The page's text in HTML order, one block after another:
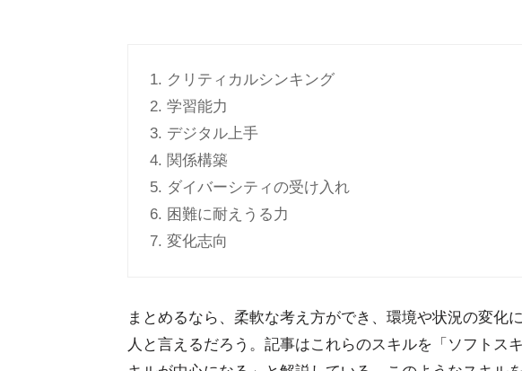
1. クリティカルシンキング
2. 学習能力
3. デジタル上手
4. 関係構築
5. ダイバーシティの受け入れ
6. 困難に耐えうる力
7. 変化志向
まとめるなら、柔軟な考え方ができ、環境や状況の変化
人と言えるだろう。記事はこれらのスキルを「ソフトス